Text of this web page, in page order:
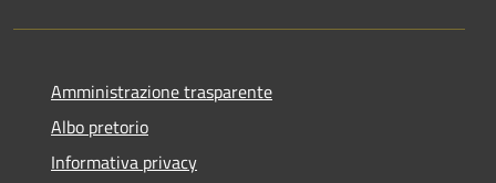
Amministrazione trasparente
Albo pretorio
Informativa privacy